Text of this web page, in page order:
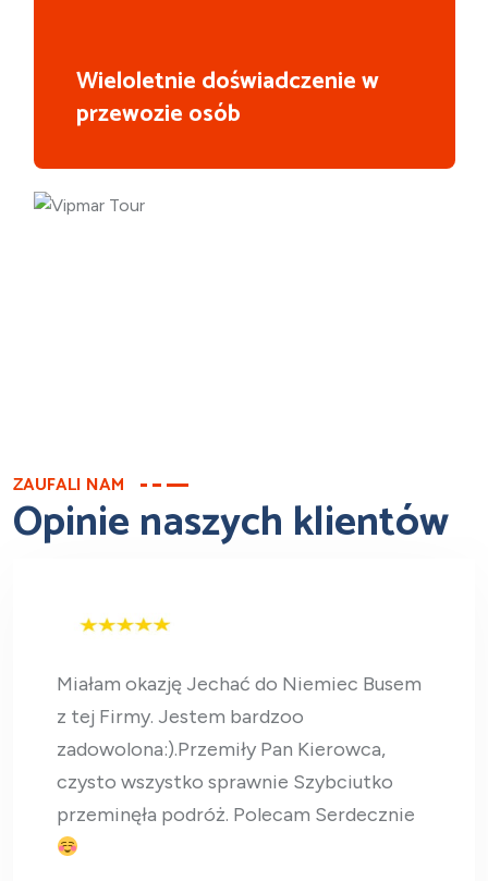
Wieloletnie doświadczenie w
przewozie osób
ZAUFALI NAM
Opinie naszych klientów
Miałam okazję Jechać do Niemiec Busem
z tej Firmy. Jestem bardzoo
zadowolona:).Przemiły Pan Kierowca,
czysto wszystko sprawnie Szybciutko
przeminęła podróż. Polecam Serdecznie